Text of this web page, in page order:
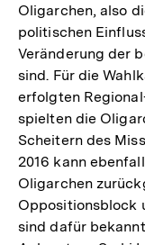
Oligarchen, also
politischen
Veränderung der
sind. Für die
erfolgten
spielten die
Scheitern des
2016 kann
Oligarchen
Oppositionsblock
sind dafür